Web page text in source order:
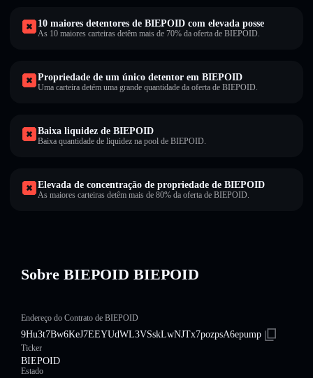
10 maiores detentores de BIEPOID com elevada posse
As 10 maiores carteiras detêm mais de 70% da oferta de BIEPOID.
Propriedade de um único detentor em BIEPOID
Uma carteira detém uma grande quantidade da oferta de BIEPOID.
Baixa liquidez de BIEPOID
Baixa quantidade de liquidez na pool de BIEPOID.
Elevada de concentração de propriedade de BIEPOID
As maiores carteiras detêm mais de 80% da oferta de BIEPOID.
Sobre BIEPOID BIEPOID
Endereço do Contrato de BIEPOID
9Hu3t7Bw6KeJ7EEYUdWL3VSskLwNJTx7pozpsA6epump
Ticker
BIEPOID
Estado